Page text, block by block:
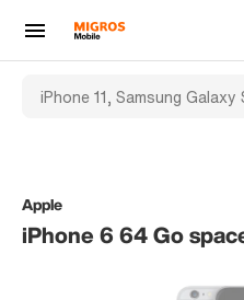
Apple
iPhone 6 64 Go